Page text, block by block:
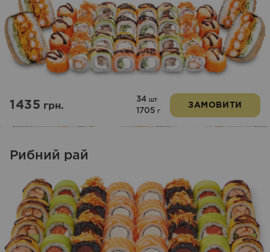
1435грн.
34 шт
1705 г
ЗАМОВИТИ
Рибний рай